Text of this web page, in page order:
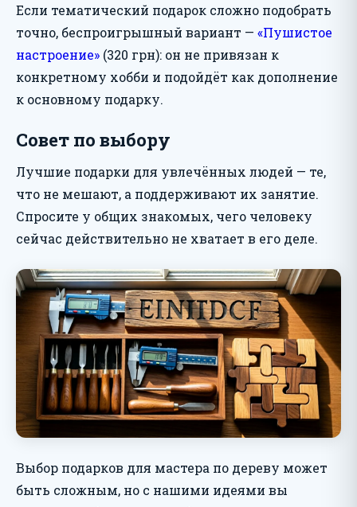
Если тематический подарок сложно подобрать
точно, беспроигрышный вариант — «Пушистое
настроение» (320 грн): он не привязан к
конкретному хобби и подойдёт как дополнение
к основному подарку.
Совет по выбору
Лучшие подарки для увлечённых людей — те,
что не мешают, а поддерживают их занятие.
Спросите у общих знакомых, чего человеку
сейчас действительно не хватает в его деле.
Выбор подарков для мастера по дереву может
быть сложным, но с нашими идеями вы